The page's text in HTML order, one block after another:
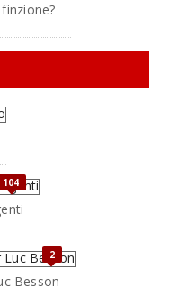
104
2
Besson